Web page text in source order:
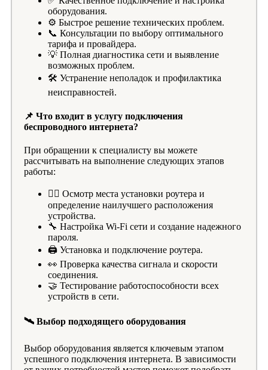
оборудования.
⚙️ Быстрое решение технических проблем.
📞 Консультации по выбору оптимального
тарифа и провайдера.
💡 Полная диагностика сети и выявление
возможных проблем.
🛠 Устранение неполадок и профилактика
неисправностей.
📌 Что входит в услугу подключения
беспроводного интернета?
При обращении к специалисту вы можете
рассчитывать на выполнение следующих этапов
работы:
🕵️‍♂️ Осмотр места установки роутера и
определение наилучшего расположения
устройства.
🔧 Настройка Wi-Fi сети и создание надежного
пароля.
🖨 Установка и подключение роутера.
👀 Проверка качества сигнала и скорости
соединения.
🤝 Тестирование работоспособности всех
устройств в сети.
🛰 Выбор подходящего оборудования
Выбор оборудования является ключевым этапом
успешного подключения интернета. В зависимости